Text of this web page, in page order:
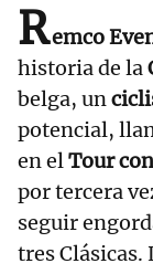
Remco
historia de la
belga, un
potencial,
en elTour
por tercera
seguir
tres Clásicas.